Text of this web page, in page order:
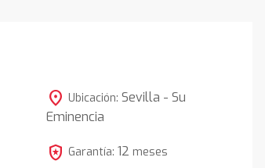
location_on Ubicación: Sevilla - Su
Eminencia
local_police Garantía: 12 meses